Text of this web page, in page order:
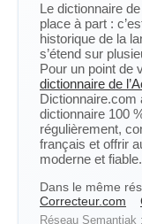
Le dictionnaire
place à part :
historique de la
s’étend sur
Pour un point de
dictionnaire de
Dictionnaire.com
dictionnaire 100
régulièrement,
français et offrir
moderne et fiable.
Dans le même
Correcteur.com
Réseau